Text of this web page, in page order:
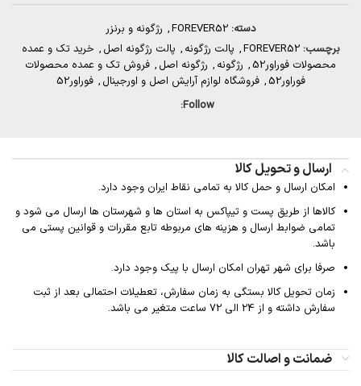
دسته: FOREVER52
, رژگونه و برنزر
برچسب: FOREVER52
, پالت رژگونه , پالت رژگونه اصل , خرید تک و عمده
محصولات فوراور52
, رژگونه , رژگونه اصل , فروش تک و عمده محصولات
فوراور52
, فروشگاه لوازم آرایش اصل و اورجینال , فوراور52
Follow:
ارسال و تحویل کالا
امکان ارسال و حمل کالا به تمامی نقاط ایران وجود دارد.
کالاها از طریق پست و تیپاکس به استان ها و شهرستان ها ارسال می شود و
تمامی ضوابط ارسال و هزینه های مربوطه تابع مقررات و قوانین پستی می
باشد.
صرفا برای شهر تهران امکان ارسال با پیک وجود دارد.
زمان تحویل کالا بستگی به زمان سفارش، تعطیلات احتمالی بعد از ثبت
سفارش داشته و از 24 الی 72 ساعت متغیر می باشد.
ضمانت و اصالت کالا